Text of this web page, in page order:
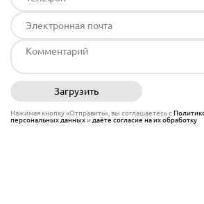
Загрузить
Нажимая кнопку «Отправить», вы соглашаетесь с
персональных данныхи даёте согласие на их обработку